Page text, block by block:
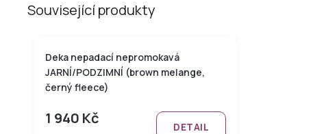
Související produkty
Deka nepadací nepromokavá
JARNÍ/PODZIMNÍ (brown melange,
černý fleece)
1 940 Kč DETAIL